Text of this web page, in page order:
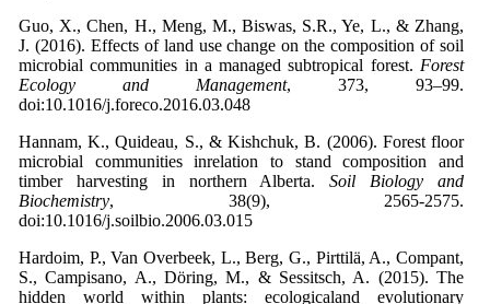
Guo, X., Chen, H., Meng, M., Biswas, S.R., Ye, L., & Zhang,
J. (2016). Effects of land use change on the composition of soil
microbial communities in a managed subtropical forest. Forest
Ecology and Management, 373, 93–99.
doi:10.1016/j.foreco.2016.03.048
Hannam, K., Quideau, S., & Kishchuk, B. (2006). Forest floor
microbial communities inrelation to stand composition and
timber harvesting in northern Alberta.Soil Biology and
Biochemistry, 38(9), 2565-2575.
doi:10.1016/j.soilbio.2006.03.015
Hardoim, P., Van Overbeek, L., Berg, G., Pirttilä, A., Compant,
S., Campisano, A., Döring, M., & Sessitsch, A. (2015). The
hidden world within plants: ecologicaland evolutionary